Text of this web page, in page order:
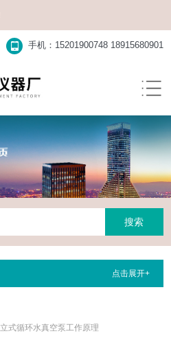
手机：15201900748 18915680901
点击展开+
立式循环水真空泵工作原理